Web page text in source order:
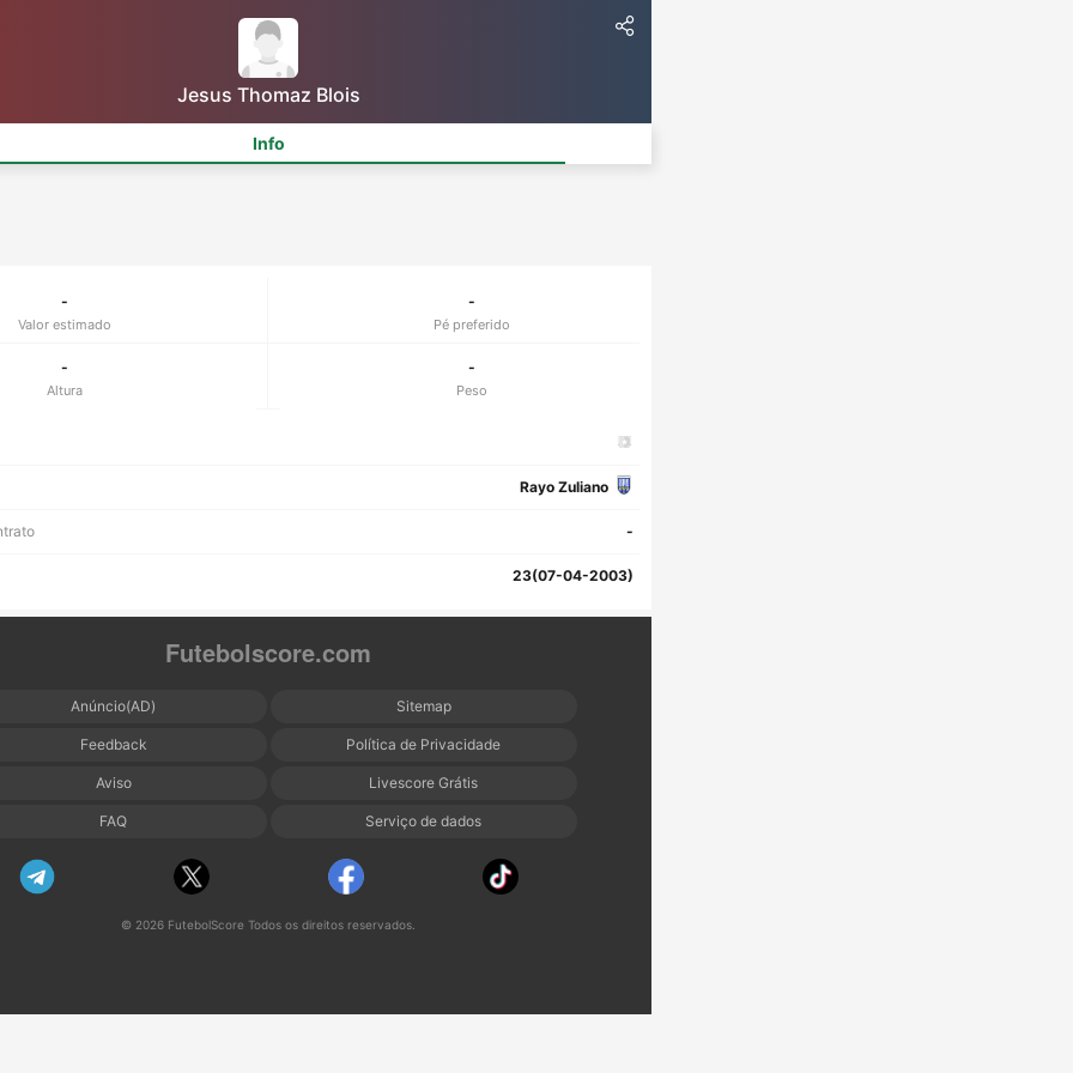
Jesus Thomaz Blois
Info
-
Valor estimado
-
Pé preferido
-
Altura
-
Peso
Rayo Zuliano
-
23(07-04-2003)
Futebolscore.com
Anúncio(AD) Sitemap
Feedback Política de Privacidade
Aviso Livescore Grátis
FAQ Serviço de dados
© 2026 FutebolScore Todos os direitos reservados.